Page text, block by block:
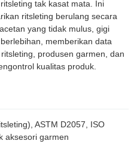
tak kasat mata. Ini
ritsleting berulang secara
yang tidak mulus, gigi
memberikan data
produsen garmen, dan
kualitas produk.
ASTM D2057, ISO
aksesori garmen